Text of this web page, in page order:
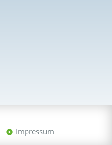
Impressum